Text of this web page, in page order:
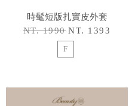
時髦短版扎實皮外套
NT. 1990 NT. 1393
F